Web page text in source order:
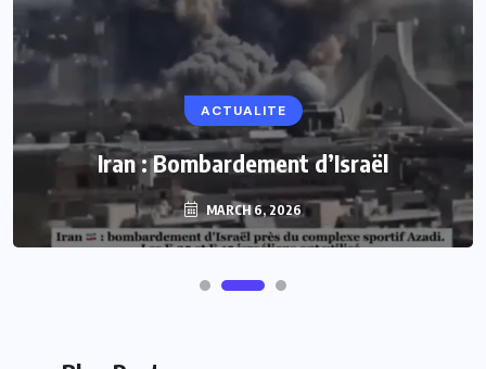
ACTUALITE
Iran : Bombardement d’Israël
MARCH 6, 2026